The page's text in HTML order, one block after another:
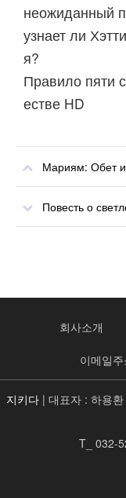
неожиданный
узнает ли
я?
Правило пяти
естве HD
Мариям: Обет и
Повесть о светлом
회사소개
이메일
지키다 | 대표자 : 하용
T_ 032-